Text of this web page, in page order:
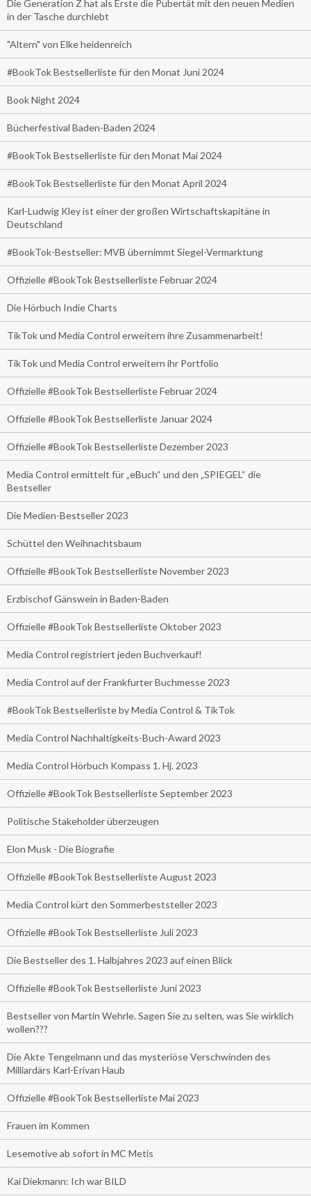
Die Generation Z hat als Erste die Pubertät mit den neuen Medien
in der Tasche durchlebt
"Altern" von Elke heidenreich
#BookTok Bestsellerliste für den Monat Juni 2024
Book Night 2024
Bücherfestival Baden-Baden 2024
#BookTok Bestsellerliste für den Monat Mai 2024
#BookTok Bestsellerliste für den Monat April 2024
Karl-Ludwig Kley ist einer der großen Wirtschaftskapitäne in
Deutschland
#BookTok-Bestseller: MVB übernimmt Siegel-Vermarktung
Offizielle #BookTok Bestsellerliste Februar 2024
Die Hörbuch Indie Charts
TikTok und Media Control erweitern ihre Zusammenarbeit!
TikTok und Media Control erweitern ihr Portfolio
Offizielle #BookTok Bestsellerliste Februar 2024
Offizielle #BookTok Bestsellerliste Januar 2024
Offizielle #BookTok Bestsellerliste Dezember 2023
Media Control ermittelt für „eBuch“ und den „SPIEGEL“ die
Bestseller
Die Medien-Bestseller 2023
Schüttel den Weihnachtsbaum
Offizielle #BookTok Bestsellerliste November 2023
Erzbischof Gänswein in Baden-Baden
Offizielle #BookTok Bestsellerliste Oktober 2023
Media Control registriert jeden Buchverkauf!
Media Control auf der Frankfurter Buchmesse 2023
#BookTok Bestsellerliste by Media Control & TikTok
Media Control Nachhaltigkeits-Buch-Award 2023
Media Control Hörbuch Kompass 1. Hj. 2023
Offizielle #BookTok Bestsellerliste September 2023
Politische Stakeholder überzeugen
Elon Musk - Die Biografie
Offizielle #BookTok Bestsellerliste August 2023
Media Control kürt den Sommerbeststeller 2023
Offizielle #BookTok Bestsellerliste Juli 2023
Die Bestseller des 1. Halbjahres 2023 auf einen Blick
Offizielle #BookTok Bestsellerliste Juni 2023
Bestseller von Martin Wehrle. Sagen Sie zu selten, was Sie wirklich
wollen???
Die Akte Tengelmann und das mysteriöse Verschwinden des
Milliardärs Karl-Erivan Haub
Offizielle #BookTok Bestsellerliste Mai 2023
Frauen im Kommen
Lesemotive ab sofort in MC Metis
Kai Diekmann: Ich war BILD